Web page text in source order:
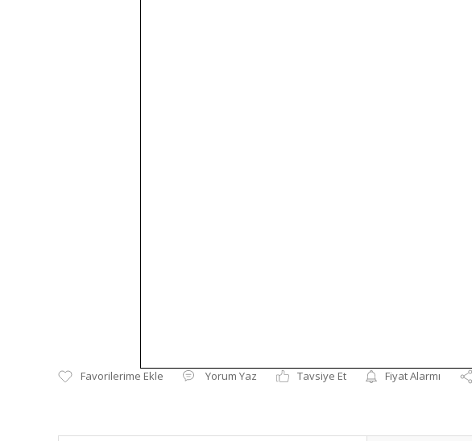
Yorum Yaz Tavsiye Et Fiyat Alarmı